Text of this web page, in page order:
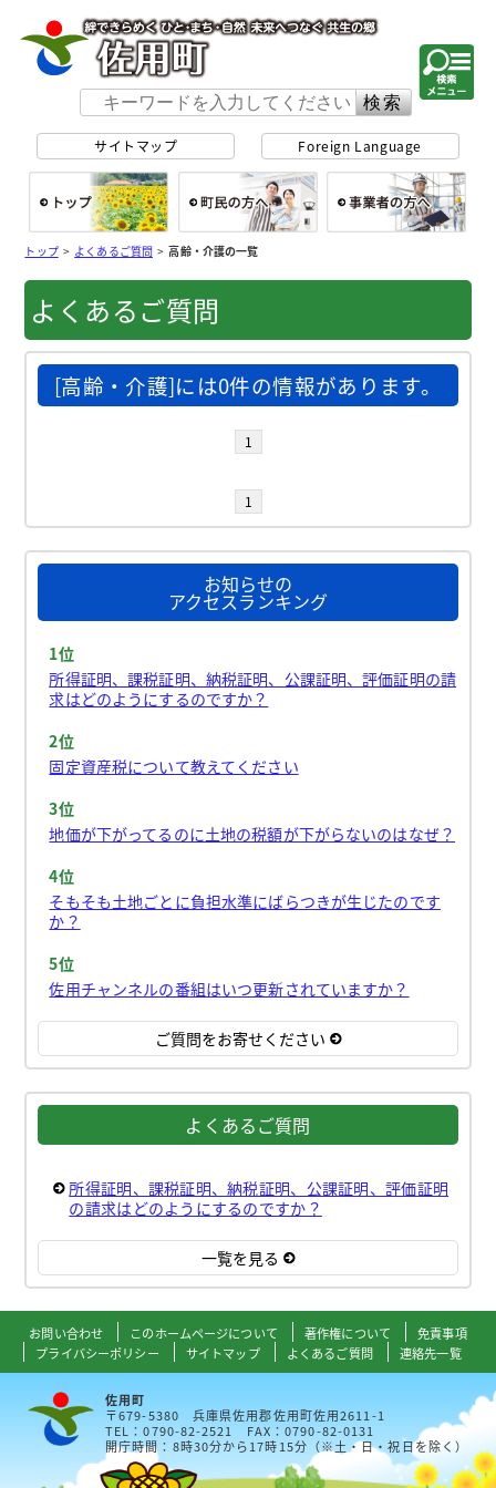
サイトマップ Foreign Language
総合トップ
トップ> よくあるご質問>高齢・介護の一覧
よくあるご質問
[高齢・介護]には0件の情報があります。
1
1
お知らせの
アクセスランキング
1位
所得証明、課税証明、納税証明、公課証明、評価証明の請
求はどのようにするのですか？
2位
固定資産税について教えてください
3位
地価が下がってるのに土地の税額が下がらないのはなぜ？
4位
そもそも土地ごとに負担水準にばらつきが生じたのです
か？
5位
佐用チャンネルの番組はいつ更新されていますか？
ご質問をお寄せください
よくあるご質問
所得証明、課税証明、納税証明、公課証明、評価証明
の請求はどのようにするのですか？
一覧を見る
お問い合わせ このホームページについて 著作権について
免責事項
プライバシーポリシー
サイトマップ よくあるご質問 連絡先一覧
佐用町
〒679-5380 兵庫県佐用郡佐用町佐用2611-1
TEL：0790-82-2521 FAX：0790-82-0131
開庁時間：8時30分から17時15分（※土・日・祝日を除く）